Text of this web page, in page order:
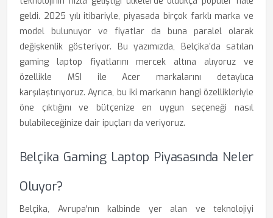
geldi. 2025 yılı itibariyle, piyasada birçok farklı marka ve
model bulunuyor ve fiyatlar da buna paralel olarak
değişkenlik gösteriyor. Bu yazımızda, Belçika’da satılan
gaming laptop fiyatlarını mercek altına alıyoruz ve
özellikle MSI ile Acer markalarını detaylıca
karşılaştırıyoruz. Ayrıca, bu iki markanın hangi özellikleriyle
öne çıktığını ve bütçenize en uygun seçeneği nasıl
bulabileceğinize dair ipuçları da veriyoruz.
Belçika Gaming Laptop Piyasasında Neler
Oluyor?
Belçika, Avrupa'nın kalbinde yer alan ve teknolojiyi